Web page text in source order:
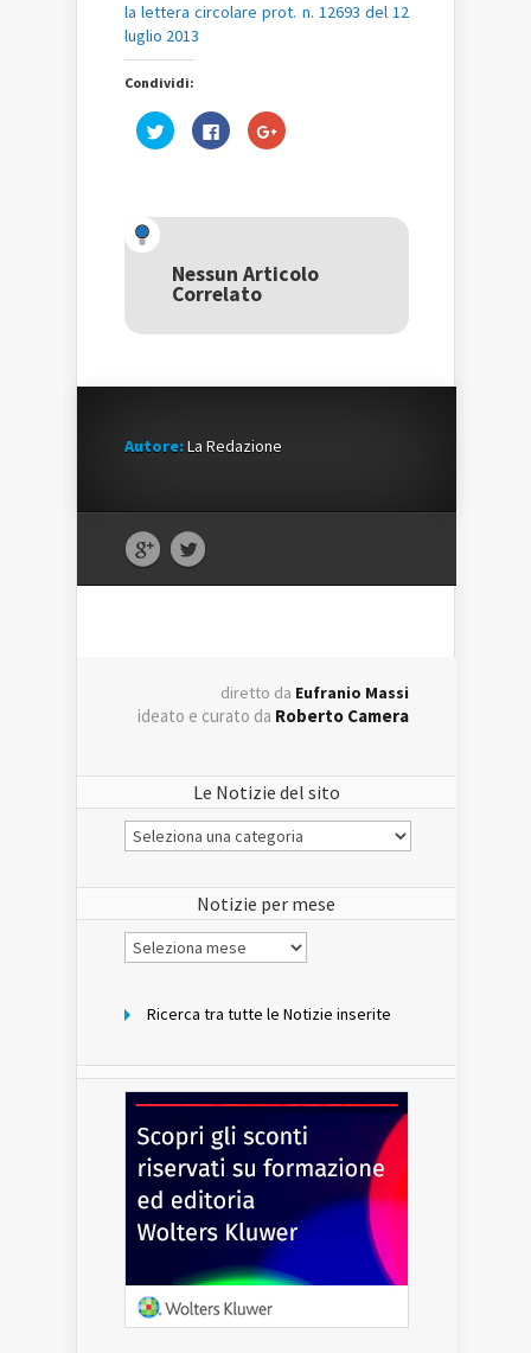
la lettera circolare prot. n. 12693 del 12
luglio 2013
Condividi:
Fai
clic
una
nuova
finestra)
Fai
clic
nuova
finestra)
Fai
clic
una
nuova
Nessun Articolo
Correlato
Autore:La Redazione
diretto da Eufranio Massi
ideato e curato da Roberto Camera
Le Notizie del sito
Le
Notizie
Notizie per mese
Notizie
per
Ricerca tra tutte le Notizie inserite